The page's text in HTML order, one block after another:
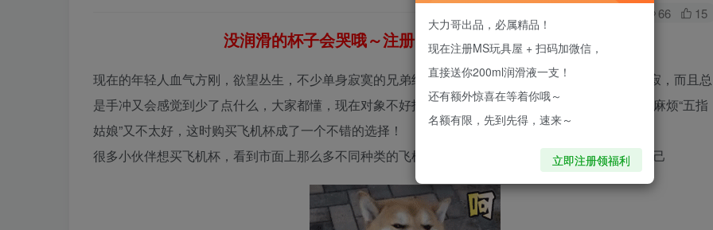
66 15
没润滑的杯子会哭哦～注册即送200ml进口润滑液！
现在的年轻人血气方刚，欲望丛生，不少单身寂寞的兄弟经常于自己的“手”相作伴，不免显得有点孤寂，而且总
是手冲又会感觉到少了点什么，大家都懂，现在对象不好找，而且我们坚决不做违法的事情，但是老麻烦“五指
姑娘”又不太好，这时购买飞机杯成了一个不错的选择！
很多小伙伴想买飞机杯，看到市面上那么多不同种类的飞机杯，又不知道怎么选择才能买到最适合自己
大力哥出品，必属精品！
现在注册MS玩具屋 + 扫码加微信，
直接送你200ml润滑液一支！
还有额外惊喜在等着你哦～
名额有限，先到先得，速来～
立即注册领福利